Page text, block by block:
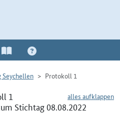
Seychellen Protokoll 1
alles aufklappen
1
Stichtag 08.08.2022